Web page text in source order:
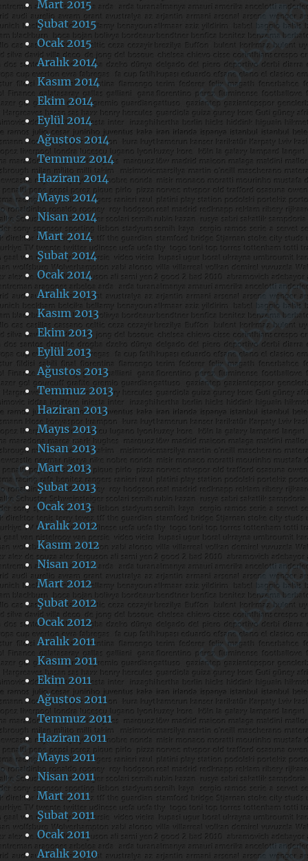
Mart 2015
Şubat 2015
Ocak 2015
Aralık 2014
Kasım 2014
Ekim 2014
Eylül 2014
Ağustos 2014
Temmuz 2014
Haziran 2014
Mayıs 2014
Nisan 2014
Mart 2014
Şubat 2014
Ocak 2014
Aralık 2013
Kasım 2013
Ekim 2013
Eylül 2013
Ağustos 2013
Temmuz 2013
Haziran 2013
Mayıs 2013
Nisan 2013
Mart 2013
Şubat 2013
Ocak 2013
Aralık 2012
Kasım 2012
Nisan 2012
Mart 2012
Şubat 2012
Ocak 2012
Aralık 2011
Kasım 2011
Ekim 2011
Ağustos 2011
Temmuz 2011
Haziran 2011
Mayıs 2011
Nisan 2011
Mart 2011
Şubat 2011
Ocak 2011
Aralık 2010